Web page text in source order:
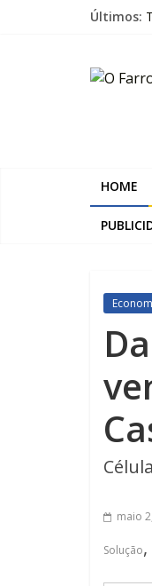
Últimos:
O
Nossa
Cidade
HOME
maio
Solução,